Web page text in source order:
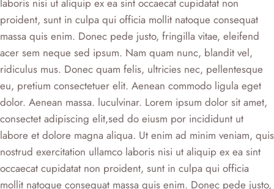
proident, sunt in culpa qui officia mollit natoque consequat
massa quis enim. Donec pede justo, fringilla vitae, eleifend
acer sem neque sed ipsum. Nam quam nunc, blandit vel,
ridiculus mus. Donec quam felis, ultricies nec, pellentesque
eu, pretium consectetuer elit. Aenean commodo ligula eget
dolor. Aenean massa. luculvinar. Lorem ipsum dolor sit amet,
consectet adipiscing elit,sed do eiusm por incididunt ut
labore et dolore magna aliqua. Ut enim ad minim veniam, quis
nostrud exercitation ullamco laboris nisi ut aliquip ex ea sint
occaecat cupidatat non proident, sunt in culpa qui officia
mollit natoque consequat massa quis enim. Donec pede justo,